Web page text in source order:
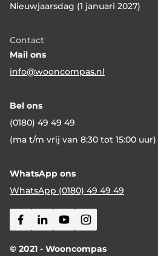
Nieuwjaarsdag (1 januari 2027)
Contact
Mail ons
info@wooncompas.nl
Bel ons
(0180) 49 49 49
(ma t/m vrij van 8:30 tot 15:00 uur)
WhatsApp ons
WhatsApp (0180) 49 49 49
Facebook
Linkedin
YoutubeInstagram
© 2021 - Wooncompas